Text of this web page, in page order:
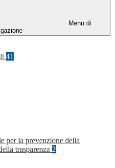
Menu di
41
per la prevenzione della
trasparenza 2